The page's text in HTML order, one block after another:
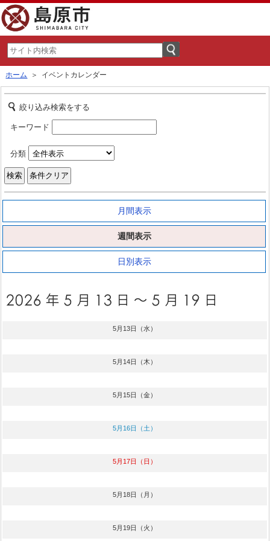
ホーム ＞ イベントカレンダー
絞り込み検索をする
キーワード
分類
月間表示
週間表示
日別表示
5月13日（水）
5月14日（木）
5月15日（金）
5月16日（土）
5月17日（日）
5月18日（月）
5月19日（火）